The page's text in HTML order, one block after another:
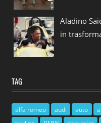
Aladino
in
TAG
alfa romeo audi auto